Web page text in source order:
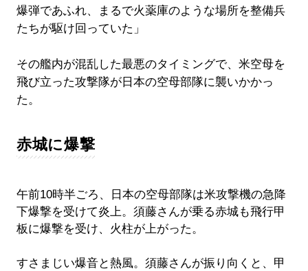
爆弾であふれ、まるで火薬庫のような場所を整備兵
たちが駆け回っていた」
その艦内が混乱した最悪のタイミングで、米空母を
飛び立った攻撃隊が日本の空母部隊に襲いかかっ
た。
赤城に爆撃
午前10時半ごろ、日本の空母部隊は米攻撃機の急降
下爆撃を受けて炎上。須藤さんが乗る赤城も飛行甲
板に爆撃を受け、火柱が上がった。
すさまじい爆音と熱風。須藤さんが振り向くと、甲